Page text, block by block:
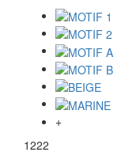
+
1222